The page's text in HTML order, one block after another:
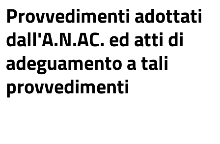
Provvedimenti adottati
dall'A.N.AC. ed atti di
adeguamento a tali
provvedimenti